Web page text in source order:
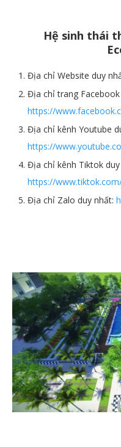
Hệ sinh thái
Địa chỉ Website duy
Địa chỉ trang Facebook
https://
Địa chỉ kênh Youtube
https://
Địa chỉ kênh Tiktok
https://
Địa chỉ Zalo duy nhất: